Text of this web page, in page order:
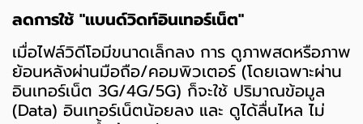
ลดการใช้ "แบนด์วิดท์อินเทอร์เน็ต"
เมื่อไฟล์วิดีโอมีขนาดเล็กลง การ ดูภาพสดหรือภาพ
ย้อนหลังผ่านมือถือ/คอมพิวเตอร์ (โดยเฉพาะผ่าน
อินเทอร์เน็ต 3G/4G/5G) ก็จะใช้ ปริมาณข้อมูล
(Data) อินเทอร์เน็ตน้อยลง และ ดูได้ลื่นไหล ไม่